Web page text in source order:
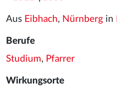
Aus Eibhach, Nürnberg in
Berufe
Studium, Pfarrer
Wirkungsorte